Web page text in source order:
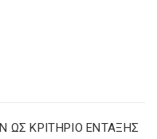
ΚΡΙΤΗΡΙΟ ΕΝΤΑΞΗΣ